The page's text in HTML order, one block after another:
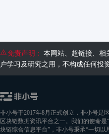
免责声明： 本网站、超链接、相
户学习及研究之用，不构成任何投
非小号于2017年8月正式创立，非小号是
区块链数据资讯平台之一。我们的使命是
块链综合信息平台”，非小号秉承“一切以